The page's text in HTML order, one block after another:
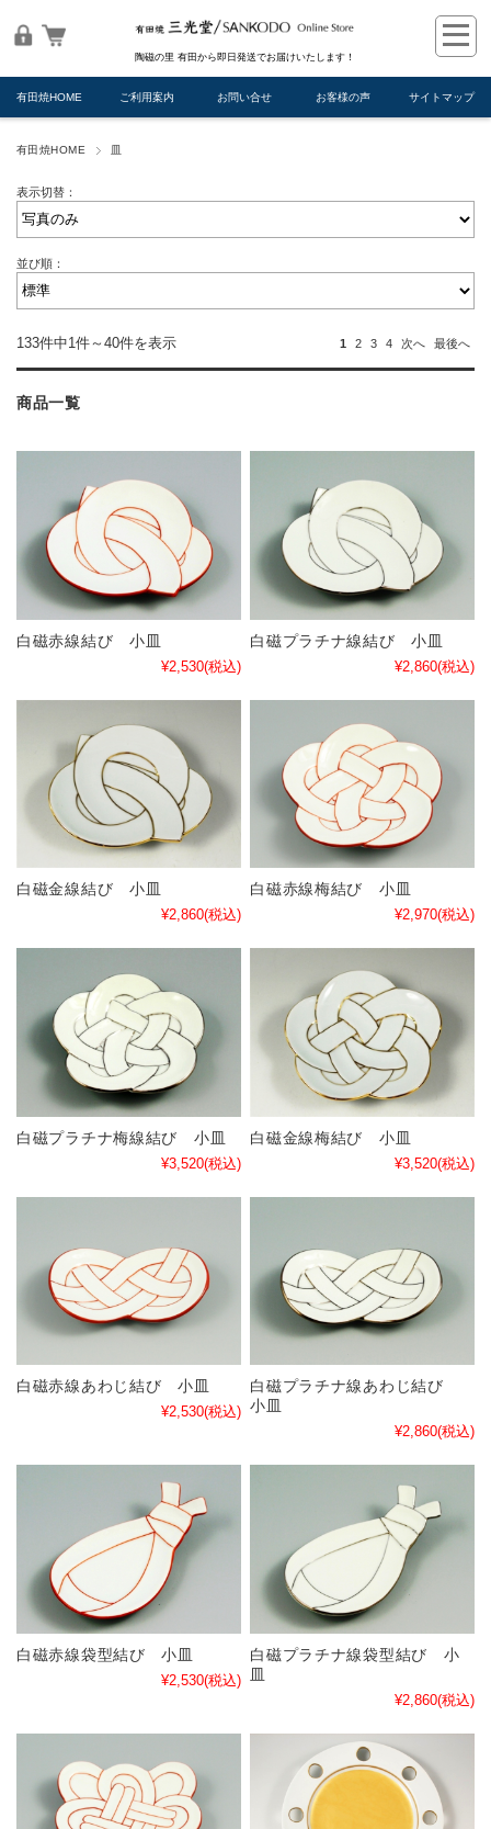
陶磁の里 有田から即日発送でお届けいたします！
有田焼HOME ご利用案内 お問い合せ お客様の声 サイトマップ
有田焼HOME 皿
表示切替：
並び順：
133件中1件～40件を表示 1 2 3 4 次へ 最後へ
商品一覧
白磁赤線結び 小皿
¥2,530(税込)
白磁プラチナ線結び 小皿
¥2,860(税込)
白磁金線結び 小皿
¥2,860(税込)
白磁赤線梅結び 小皿
¥2,970(税込)
白磁プラチナ梅線結び 小皿
¥3,520(税込)
白磁金線梅結び 小皿
¥3,520(税込)
白磁赤線あわじ結び 小皿
¥2,530(税込)
白磁プラチナ線あわじ結び
小皿
¥2,860(税込)
白磁赤線袋型結び 小皿
¥2,530(税込)
白磁プラチナ線袋型結び 小
皿
¥2,860(税込)